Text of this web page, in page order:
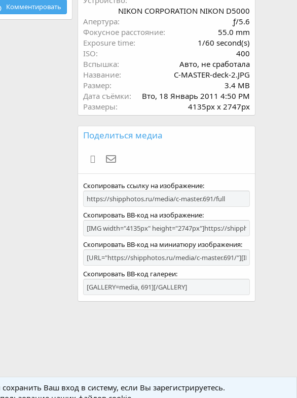
Комментировать
NIKON CORPORATION NIKON D5000
Апертура
ƒ/5.6
Фокусное расстояние
55.0 mm
Exposure time
1/60 second(s)
ISO
400
Вспышка
Авто, не сработала
Название
C-MASTER-deck-2.JPG
Размер
3.4 MB
Дата съёмки
Вто, 18 Январь 2011 4:50 PM
Размеры
4135px x 2747px
Поделиться медиа
WhatsApp
Скопировать ссылку на изображение
Скопировать BB-код на изображение
Скопировать BB-код на миниатюру изображения
Скопировать BB-код галереи
Ваш вход в систему, если Вы зарегистрируетесь.